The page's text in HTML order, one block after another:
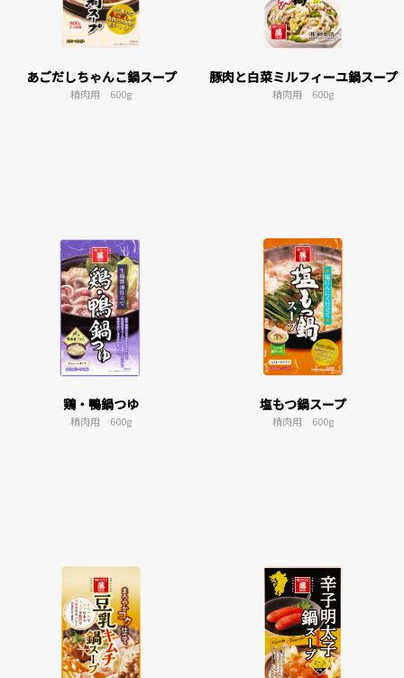
あごだしちゃんこ鍋スープ
精肉用 600g
豚肉と白菜ミルフィーユ鍋スープ
精肉用 600g
鶏・鴨鍋つゆ
精肉用 600g
塩もつ鍋スープ
精肉用 600g